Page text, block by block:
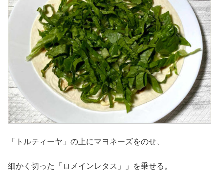
「トルティーヤ」の上にマヨネーズをのせ、
細かく切った「ロメインレタス」」を乗せる。